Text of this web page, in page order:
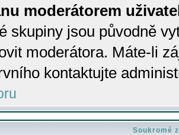
moderátorem
skupiny jsou původně
moderátora. Máte-li
kontaktujte
Soukromé